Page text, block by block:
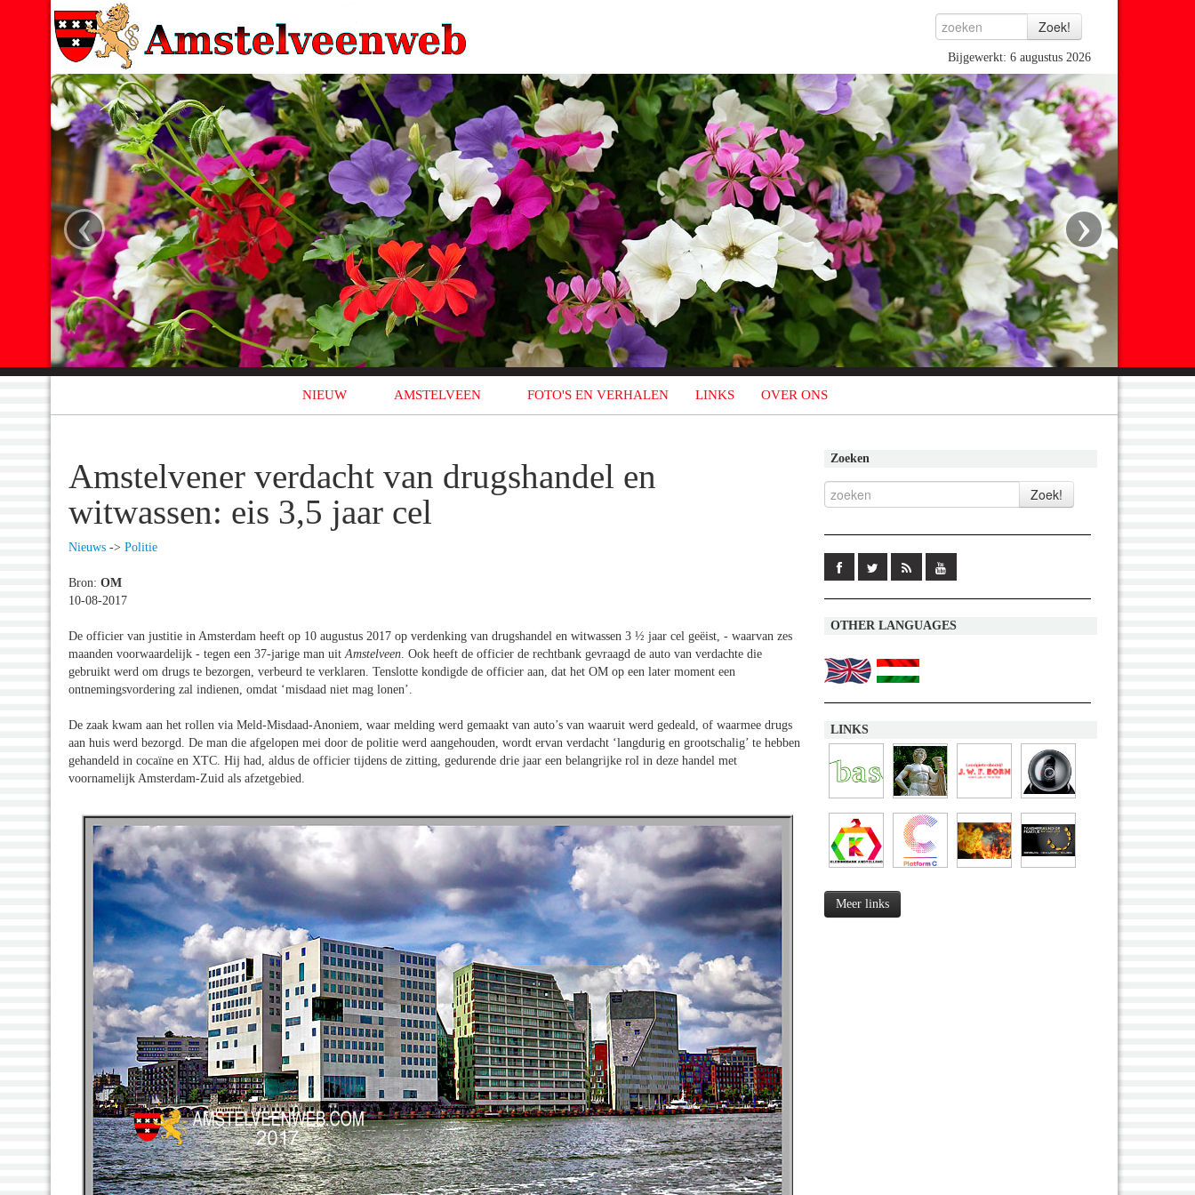
Bijgewerkt: 6 augustus 2026
‹ ›
NIEUW AMSTELVEEN FOTO'S EN VERHALEN LINKS OVER ONS
Amstelvener verdacht van drugshandel en
witwassen: eis 3,5 jaar cel
Nieuws -> Politie
Bron: OM
10-08-2017
De officier van justitie in Amsterdam heeft op 10 augustus 2017 op verdenking van drugshandel en witwassen 3 ½ jaar cel geëist, - waarvan zes
maanden voorwaardelijk - tegen een 37-jarige man uit Amstelveen . Ook heeft de officier de rechtbank gevraagd de auto van verdachte die
gebruikt werd om drugs te bezorgen, verbeurd te verklaren. Tenslotte kondigde de officier aan, dat het OM op een later moment een
ontnemingsvordering zal indienen, omdat ‘misdaad niet mag lonen’.
De zaak kwam aan het rollen via Meld-Misdaad-Anoniem, waar melding werd gemaakt van auto’s van waaruit werd gedeald, of waarmee drugs
aan huis werd bezorgd. De man die afgelopen mei door de politie werd aangehouden, wordt ervan verdacht ‘langdurig en grootschalig’ te hebben
gehandeld in cocaïne en XTC. Hij had, aldus de officier tijdens de zitting, gedurende drie jaar een belangrijke rol in deze handel met
voornamelijk Amsterdam-Zuid als afzetgebied.
Zoeken
OTHER LANGUAGES
LINKS
Meer links